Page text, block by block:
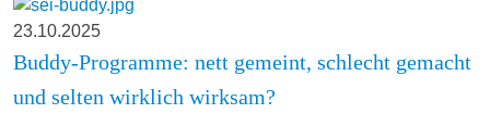
23.10.2025
Buddy-Programme: nett gemeint, schlecht gemacht
und selten wirklich wirksam?